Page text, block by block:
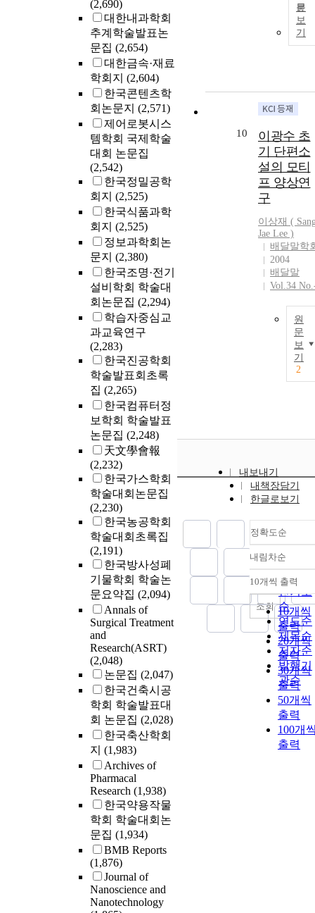
(2,690)
대한내과학회
추계학술발표논
문집 (2,654)
대한금속·재료
학회지 (2,604)
한국콘텐츠학
회논문지 (2,571)
제어로봇시스
템학회 국제학술
대회 논문집
(2,542)
한국정밀공학
회지 (2,525)
한국식품과학
회지 (2,525)
정보과학회논
문지 (2,380)
한국조명·전기
설비학회 학술대
회논문집 (2,294)
학습자중심교
과교육연구
(2,283)
한국진공학회
학술발표회초록
집 (2,265)
한국컴퓨터정
보학회 학술발표
논문집 (2,248)
天文學會報
(2,232)
한국가스학회
학술대회논문집
(2,230)
한국농공학회
학술대회초록집
(2,191)
한국방사성폐
기물학회 학술논
문요약집 (2,094)
Annals of
Surgical Treatment
and
Research(ASRT)
(2,048)
논문집 (2,047)
한국건축시공
학회 학술발표대
회 논문집 (2,028)
한국축산학회
지 (1,983)
Archives of
Pharmacal
Research (1,938)
한국약용작물
학회 학술대회논
문집 (1,934)
BMB Reports
(1,876)
Journal of
Nanoscience and
Nanotechnology
문
보
기
10
이광수 초
기 단편소
설의 모티
프 양상연
구
이상재 (
Jae Lee )
배달말학
2004
배달말
Vol.34
원
문
보
기
2
내보내기
내책장담기
한글로보기
정확도순
정확도
순
인기도
순
연도순
제목순
저자순
발행기
관순
내림차순
내림차
10개씩 출력
10개씩
출력
20개씩
출력
30개씩
출력
50개씩
출력
100개
출력
조회